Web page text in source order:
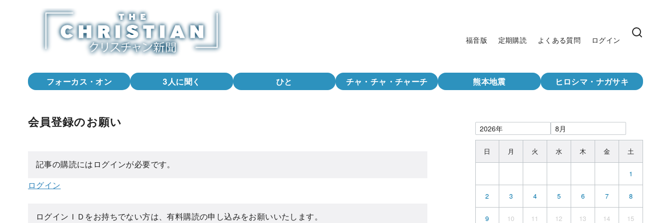
福音版 定期購読 よくある質問 ログイン
フォーカス・オン 3人に聞く ひと チャ・チャ・チャーチ 熊本地震 ヒロシマ・ナガサキ
会員登録のお願い
記事の購読にはログインが必要です。
ログイン
ログインＩＤをお持ちでない方は、有料購読の申し込みをお願いいたします。
日 月 火 水 木 金 土
1
2 3 4 5 6 7 8
9 10 11 12 13 14 15